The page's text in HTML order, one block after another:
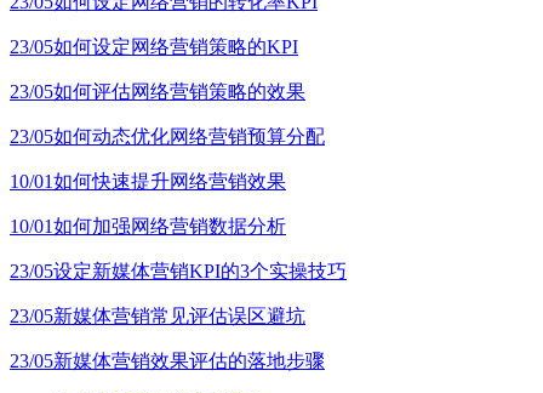
23/05如何设定网络营销策略的KPI
23/05如何评估网络营销策略的效果
23/05如何动态优化网络营销预算分配
10/01如何快速提升网络营销效果
10/01如何加强网络营销数据分析
23/05设定新媒体营销KPI的3个实操技巧
23/05新媒体营销常见评估误区避坑
23/05新媒体营销效果评估的落地步骤